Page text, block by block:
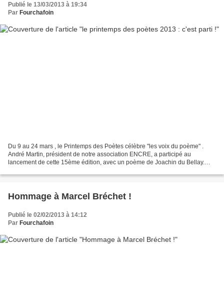
Publié le 13/03/2013 à 19:34
Par Fourchafoin
Du 9 au 24 mars , le Printemps des Poètes célèbre "les voix du poème" .
André Martin, président de notre association ENCRE, a participé au
lancement de cette 15ème édition, avec un poème de Joachin du Bellay.
Hommage à Marcel Bréchet !
Publié le 02/02/2013 à 14:12
Par Fourchafoin